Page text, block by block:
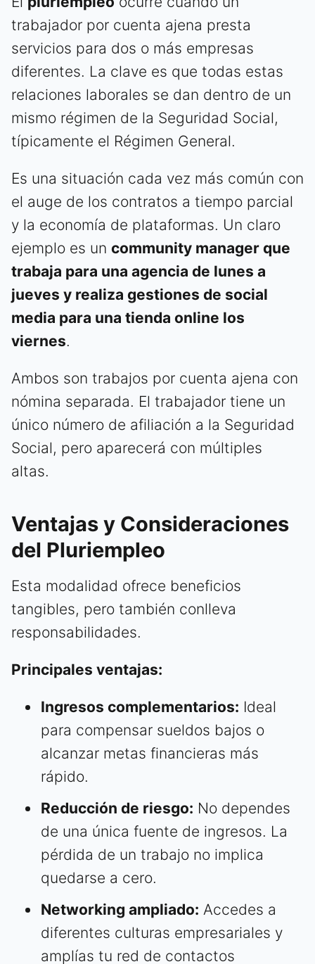
trabajador por cuenta ajena presta
servicios para dos o más empresas
diferentes. La clave es que todas estas
relaciones laborales se dan dentro de un
mismo régimen de la Seguridad Social,
típicamente el Régimen General.
Es una situación cada vez más común con
el auge de los contratos a tiempo parcial
y la economía de plataformas. Un claro
ejemplo es un community manager que
trabaja para una agencia de lunes a
jueves y realiza gestiones de social
media para una tienda online los
viernes.
Ambos son trabajos por cuenta ajena con
nómina separada. El trabajador tiene un
único número de afiliación a la Seguridad
Social, pero aparecerá con múltiples
altas.
Ventajas y Consideraciones
del Pluriempleo
Esta modalidad ofrece beneficios
tangibles, pero también conlleva
responsabilidades.
Principales ventajas:
Ingresos complementarios: Ideal
para compensar sueldos bajos o
alcanzar metas financieras más
rápido.
Reducción de riesgo: No dependes
de una única fuente de ingresos. La
pérdida de un trabajo no implica
quedarse a cero.
Networking ampliado: Accedes a
diferentes culturas empresariales y
amplías tu red de contactos